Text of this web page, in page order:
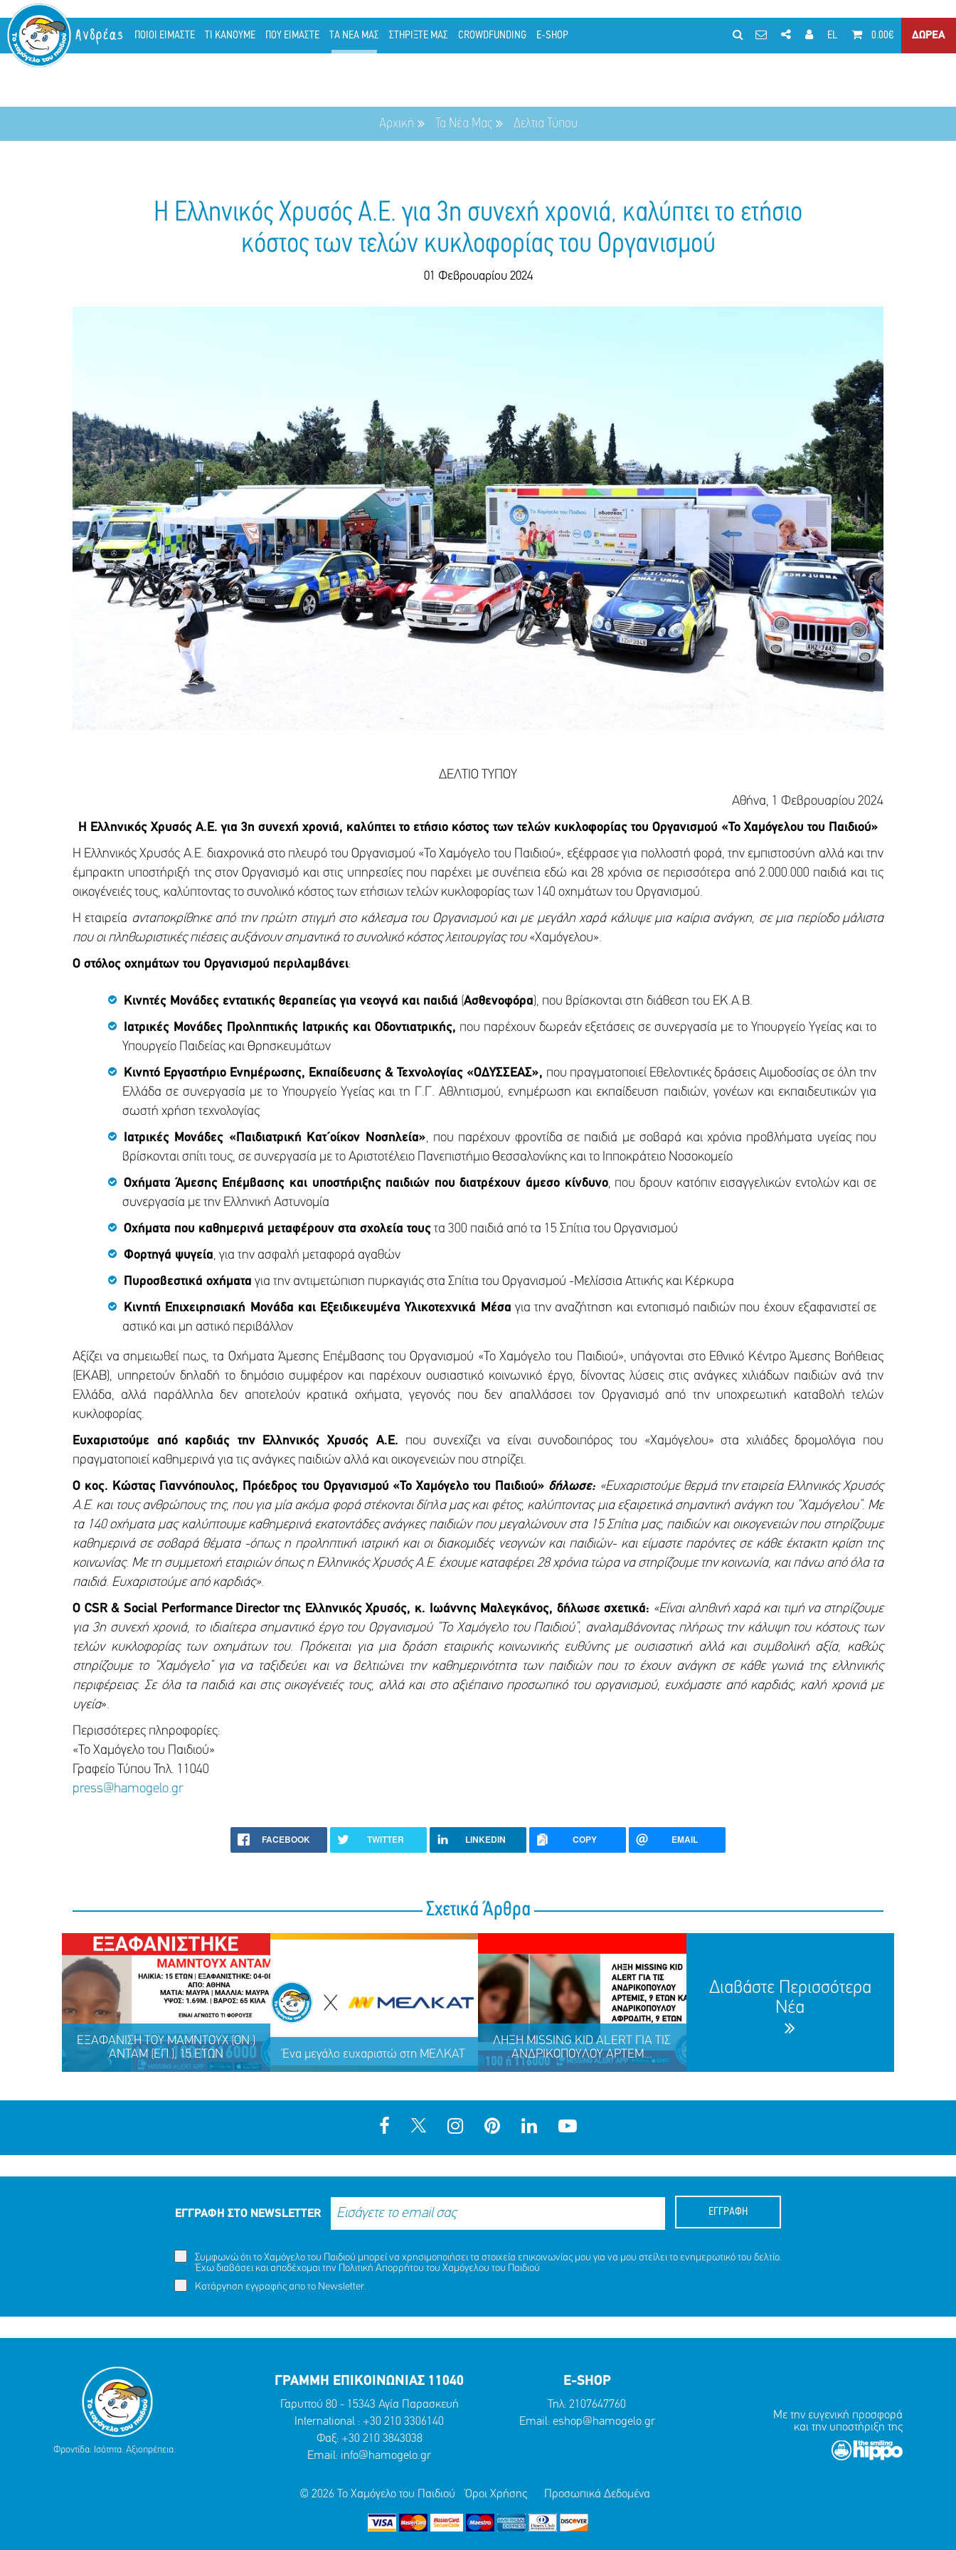
Ανδρέας ΠΟΙΟΙ ΕΙΜΑΣΤΕ ΤΙ ΚΑΝΟΥΜΕ ΠΟΥ ΕΙΜΑΣΤΕ ΤΑ ΝΕΑ ΜΑΣ ΣΤΗΡΙΞΤΕ ΜΑΣ CROWDFUNDING E-SHOP EL 0.00€ ΔΩΡΕΑ
Αρχική Τα Νέα Μας Δελτια Τύπου
Η Ελληνικός Χρυσός Α.Ε. για 3η συνεχή χρονιά, καλύπτει το ετήσιο
κόστος των τελών κυκλοφορίας του Οργανισμού
01 Φεβρουαρίου 2024
ΔΕΛΤΙΟ ΤΥΠΟΥ
Αθήνα, 1 Φεβρουαρίου 2024
Η Ελληνικός Χρυσός Α.Ε. για 3η συνεχή χρονιά, καλύπτει το ετήσιο κόστος των τελών κυκλοφορίας του Οργανισμού «Το Χαμόγελου του Παιδιού»
Η Ελληνικός Χρυσός Α.Ε. διαχρονικά στο πλευρό του Οργανισμού «Το Χαμόγελο του Παιδιού», εξέφρασε για πολλοστή φορά, την εμπιστοσύνη αλλά και την
έμπρακτη υποστήριξή της στον Οργανισμό και στις υπηρεσίες που παρέχει με συνέπεια εδώ και 28 χρόνια σε περισσότερα από 2.000.000 παιδιά και τις
οικογένειές τους, καλύπτοντας το συνολικό κόστος των ετήσιων τελών κυκλοφορίας των 140 οχημάτων του Οργανισμού.
Η εταιρεία ανταποκρίθηκε από την πρώτη στιγμή στο κάλεσμα του Οργανισμού και με μεγάλη χαρά κάλυψε μια καίρια ανάγκη, σε μια περίοδο μάλιστα
που οι πληθωριστικές πιέσεις αυξάνουν σημαντικά το συνολικό κόστος λειτουργίας του «Χαμόγελου».
Ο στόλος οχημάτων του Οργανισμού περιλαμβάνει:
Κινητές Μονάδες εντατικής θεραπείας για νεογνά και παιδιά (Ασθενοφόρα), που βρίσκονται στη διάθεση του ΕΚ.Α.Β.
Ιατρικές Μονάδες Προληπτικής Ιατρικής και Οδοντιατρικής, που παρέχουν δωρεάν εξετάσεις σε συνεργασία με το Υπουργείο Υγείας και το
Υπουργείο Παιδείας και Θρησκευμάτων
Κινητό Εργαστήριο Ενημέρωσης, Εκπαίδευσης & Τεχνολογίας «ΟΔΥΣΣΕΑΣ», που πραγματοποιεί Εθελοντικές δράσεις Αιμοδοσίας σε όλη την
Ελλάδα σε συνεργασία με το Υπουργείο Υγείας και τη Γ.Γ. Αθλητισμού, ενημέρωση και εκπαίδευση παιδιών, γονέων και εκπαιδευτικών για
σωστή χρήση τεχνολογίας
Ιατρικές Μονάδες «Παιδιατρική Κατ΄οίκον Νοσηλεία», που παρέχουν φροντίδα σε παιδιά με σοβαρά και χρόνια προβλήματα υγείας που
βρίσκονται σπίτι τους, σε συνεργασία με το Αριστοτέλειο Πανεπιστήμιο Θεσσαλονίκης και το Ιπποκράτειο Νοσοκομείο
Οχήματα Άμεσης Επέμβασης και υποστήριξης παιδιών που διατρέχουν άμεσο κίνδυνο, που δρουν κατόπιν εισαγγελικών εντολών και σε
συνεργασία με την Ελληνική Αστυνομία
Οχήματα που καθημερινά μεταφέρουν στα σχολεία τους τα 300 παιδιά από τα 15 Σπίτια του Οργανισμού
Φορτηγά ψυγεία, για την ασφαλή μεταφορά αγαθών
Πυροσβεστικά οχήματα για την αντιμετώπιση πυρκαγιάς στα Σπίτια του Οργανισμού -Μελίσσια Αττικής και Κέρκυρα
Κινητή Επιχειρησιακή Μονάδα και Εξειδικευμένα Υλικοτεχνικά Μέσα για την αναζήτηση και εντοπισμό παιδιών που έχουν εξαφανιστεί σε
αστικό και μη αστικό περιβάλλον
Αξίζει να σημειωθεί πως, τα Οχήματα Άμεσης Επέμβασης του Οργανισμού «Το Χαμόγελο του Παιδιού», υπάγονται στο Εθνικό Κέντρο Άμεσης Βοήθειας
(ΕΚΑΒ), υπηρετούν δηλαδή το δημόσιο συμφέρον και παρέχουν ουσιαστικό κοινωνικό έργο, δίνοντας λύσεις στις ανάγκες χιλιάδων παιδιών ανά την
Ελλάδα, αλλά παράλληλα δεν αποτελούν κρατικά οχήματα, γεγονός που δεν απαλλάσσει τον Οργανισμό από την υποχρεωτική καταβολή τελών
κυκλοφορίας.
Ευχαριστούμε από καρδιάς την Ελληνικός Χρυσός Α.Ε. που συνεχίζει να είναι συνοδοιπόρος του «Χαμόγελου» στα χιλιάδες δρομολόγια που
πραγματοποιεί καθημερινά για τις ανάγκες παιδιών αλλά και οικογενειών που στηρίζει.
Ο κος. Κώστας Γιαννόπουλος, Πρόεδρος του Οργανισμού «Το Χαμόγελο του Παιδιού» δήλωσε: «Ευχαριστούμε θερμά την εταιρεία Ελληνικός Χρυσός
Α.Ε. και τους ανθρώπους της, που για μία ακόμα φορά στέκονται δίπλα μας και φέτος, καλύπτοντας μια εξαιρετικά σημαντική ανάγκη του “Χαμόγελου”. Με
τα 140 οχήματα μας καλύπτουμε καθημερινά εκατοντάδες ανάγκες παιδιών που μεγαλώνουν στα 15 Σπίτια μας, παιδιών και οικογενειών που στηρίζουμε
καθημερινά σε σοβαρά θέματα -όπως η προληπτική ιατρική και οι διακομιδές νεογνών και παιδιών- και είμαστε παρόντες σε κάθε έκτακτη κρίση της
κοινωνίας. Με τη συμμετοχή εταιριών όπως η Ελληνικός Χρυσός Α.Ε. έχουμε καταφέρει 28 χρόνια τώρα να στηρίζουμε την κοινωνία, και πάνω από όλα τα
παιδιά. Ευχαριστούμε από καρδιάς».
Ο CSR & Social Performance Director της Ελληνικός Χρυσός, κ. Ιωάννης Μαλεγκάνος, δήλωσε σχετικά: «Είναι αληθινή χαρά και τιμή να στηρίζουμε
για 3η συνεχή χρονιά, το ιδιαίτερα σημαντικό έργο του Οργανισμού “Το Χαμόγελο του Παιδιού”, αναλαμβάνοντας πλήρως την κάλυψη του κόστους των
τελών κυκλοφορίας των οχημάτων του. Πρόκειται για μια δράση εταιρικής κοινωνικής ευθύνης με ουσιαστική αλλά και συμβολική αξία, καθώς
στηρίζουμε το “Χαμόγελο” για να ταξιδεύει και να βελτιώνει την καθημερινότητα των παιδιών που το έχουν ανάγκη σε κάθε γωνιά της ελληνικής
περιφέρειας. Σε όλα τα παιδιά και στις οικογένειές τους, αλλά και στο αξιέπαινο προσωπικό του οργανισμού, ευχόμαστε από καρδιάς, καλή χρονιά με
υγεία».
Περισσότερες πληροφορίες:
«Το Χαμόγελο του Παιδιού»
Γραφείο Τύπου Τηλ. 11040
press@hamogelo.gr
FACEBOOK TWITTER LINKEDIN COPY EMAIL
Σχετικά Άρθρα
ΕΞΑΦΑΝΙΣΗ TOY ΜΑΜΝΤΟΥΧ (ΟΝ.)
ΑΝΤΑΜ (ΕΠ.), 15 ΕΤΩΝ
ΕΞΑΦΑΝΙΣΗ TOY ΜΑΜΝΤΟΥΧ (ΟΝ.)
ΑΝΤΑΜ (ΕΠ.), 15 ΕΤΩΝ
Ένα μεγάλο ευχαριστώ στη ΜΕΛΚΑΤ
Ένα μεγάλο ευχαριστώ στη ΜΕΛΚΑΤ
ΜΟΙΡΑΣΟΥ
ΔΡΑΣΕ
ΛΗΞΗ MISSING KID ALERT ΓΙΑ ΤΙΣ
ΑΝΔΡΙΚΟΠΟΥΛΟΥ ΑΡΤΕΜ...
ΛΗΞΗ MISSING KID ALERT ΓΙΑ ΤΙΣ
ΑΝΔΡΙΚΟΠΟΥΛΟΥ ΑΡΤΕΜΙΣ, 9 ΕΤΩΝ
ΜΟΙΡΑΣΟΥ
ΔΡΑΣΕ
Διαβάστε Περισσότερα
Νέα
ΕΓΓΡΑΦΗ ΣΤΟ NEWSLETTER ΕΓΓΡΑΦΗ
Συμφωνώ ότι το Χαμόγελο του Παιδιού μπορεί να χρησιμοποιήσει τα στοιχεία επικοινωνίας μου για να μου στείλει το ενημερωτικό του δελτίο.
Έχω διαβάσει και αποδέχομαι την
Πολιτική Απορρήτου του Χαμόγελου του Παιδιού
Κατάργηση εγγραφής απο το Newsletter.
Φροντίδα. Ισότητα. Αξιοπρέπεια.
ΓΡΑΜΜΗ ΕΠΙΚΟΙΝΩΝΙΑΣ 11040
Γαρυττού 80 - 15343 Αγία Παρασκευή
International : +30 210 3306140
Φαξ: +30 210 3843038
Email: info@hamogelo.gr
E-SHOP
Τηλ: 2107647760
Email: eshop@hamogelo.gr
Με την ευγενική προσφορά
και την υποστήριξη της
© 2026 Το Χαμόγελο του Παιδιού Όροι Χρήσης Προσωπικά Δεδομένα